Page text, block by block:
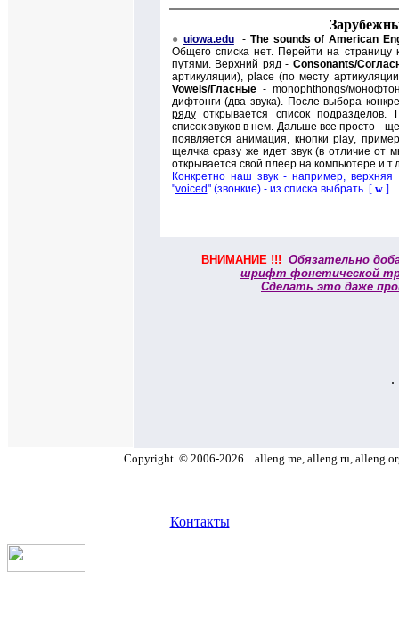
● uiowa.edu- The sounds of American
Общего списка нет. Перейти на страницу
путями. Верхний ряд- Consonants/
артикуляции), place (по месту
Vowels/Гласные-monophthongs/
дифтонги (два звука). После выбора
рядуоткрывается список подразделов.
список звуков в нем. Дальше все просто -
появляется анимация, кнопкиplay,
щелчка сразу же идет звук (в отличие от
открывается свой плеер на компьютере и
Конкретно наш звук - например,
"voiced" (звонкие) - из списка выбрать [ w ].
ВНИМАНИЕ !!! Обязательно
шрифт фонетической
Сделать это даже
.
Copyright © 2006-2026 alleng.me, alleng.ru,
Контакты